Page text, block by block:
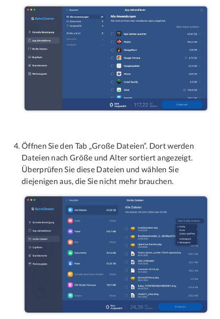
Öffnen Sie den Tab „Große Dateien“. Dort werden
Dateien nach Größe und Alter sortiert angezeigt.
Überprüfen Sie diese Dateien und wählen Sie
diejenigen aus, die Sie nicht mehr brauchen.